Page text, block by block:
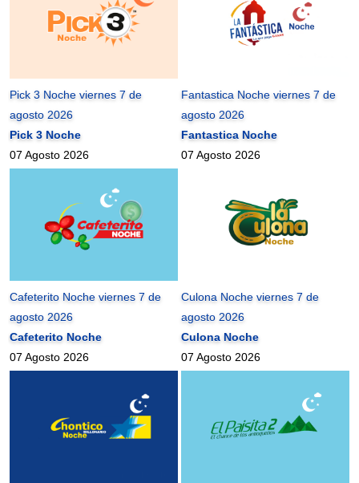
Pick 3 Noche viernes 7 de
agosto 2026
Pick 3 Noche
07 Agosto 2026
Fantastica Noche viernes 7 de
agosto 2026
Fantastica Noche
07 Agosto 2026
Cafeterito Noche viernes 7 de
agosto 2026
Cafeterito Noche
07 Agosto 2026
Culona Noche viernes 7 de
agosto 2026
Culona Noche
07 Agosto 2026